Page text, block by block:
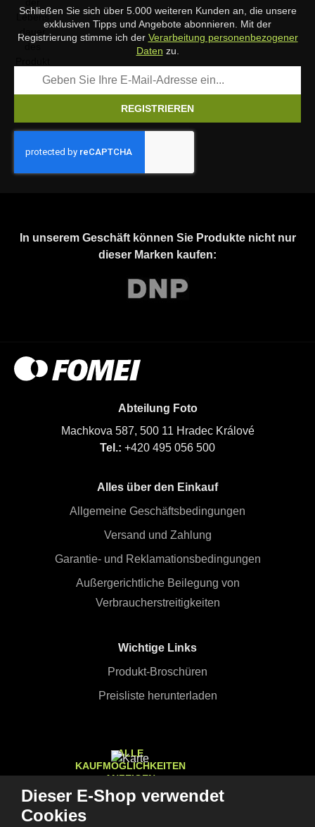
Dieser E-Shop verwendet
Cookies
Schließen Sie sich über 5.000 weiteren Kunden an, die unsere
exklusiven Tipps und Angebote abonnieren. Mit der
Registrierung stimme ich der Verarbeitung personenbezogener
Daten zu.
REGISTRIEREN
In unserem Geschäft können Sie Produkte nicht nur
dieser Marken kaufen:
Abteilung Foto
Machkova 587, 500 11 Hradec Králové
Tel.: +420 495 056 500
Alles über den Einkauf
Allgemeine Geschäftsbedingungen
Versand und Zahlung
Garantie- und Reklamationsbedingungen
Außergerichtliche Beilegung von
Verbraucherstreitigkeiten
Wichtige Links
Produkt-Broschüren
Preisliste herunterladen
ALLE
KAUFMÖGLICHKEITEN
ANZEIGEN